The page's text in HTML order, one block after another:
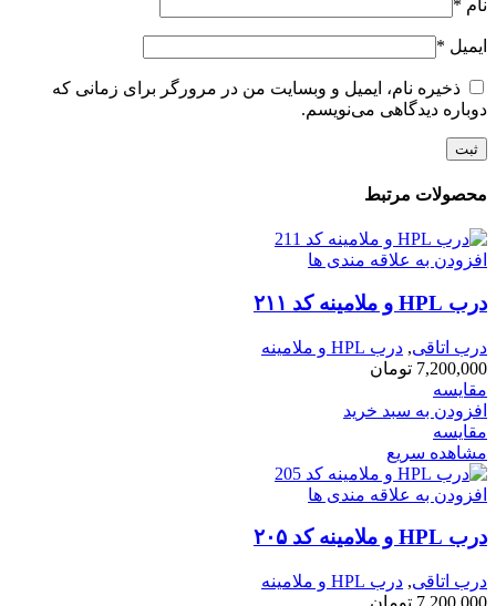
نام *
ایمیل *
ذخیره نام، ایمیل و وبسایت من در مرورگر برای زمانی که
دوباره دیدگاهی می‌نویسم.
محصولات مرتبط
افزودن به علاقه مندی ها
درب HPL و ملامینه کد ۲۱۱
درب اتاقی, درب HPL و ملامینه
7,200,000 تومان
مقایسه
افزودن به سبد خرید
مقایسه
مشاهده سریع
افزودن به علاقه مندی ها
درب HPL و ملامینه کد ۲۰۵
درب اتاقی, درب HPL و ملامینه
7,200,000 تومان